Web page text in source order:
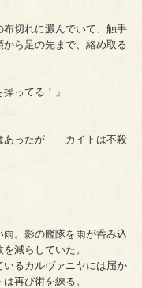
切れに澱んでいて、触手
ら足の先まで、絡め取る
ってる！」
あったが――カイトは不殺
。影の艦隊を雨が呑み込
減らしていた。
るカルヴァニヤには届か
再び術を練る。